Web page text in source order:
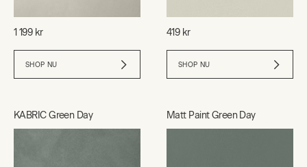
1 199 kr
SHOP NU
419 kr
SHOP NU
KABRIC Green Day Matt Paint Green Day